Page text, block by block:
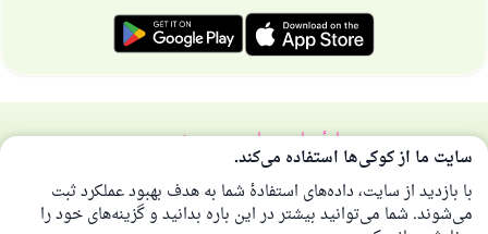
دربارهٔ سایتسیاست حریم خصوصی
همهٔ حقوق برای سایت اسلام سوال و جواب محفوظ است 1997-2025 ©
سایت ما از کوکی‌ها استفاده می‌کند.
با بازدید از سایت، داده‌های استفادهٔ شما به هدف بهبود عملکرد ثبت
می‌شوند. شما می‌توانید بیشتر در این باره بدانید و گزینه‌های خود را